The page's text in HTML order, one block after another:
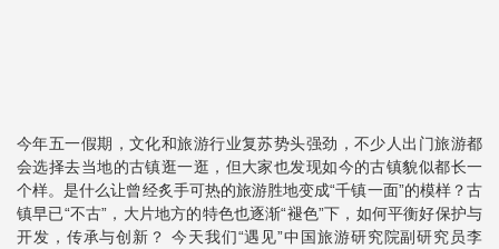
今年五一假期，文化和旅游行业复苏势头强劲，不少人出门旅游都
会选择去当地的古镇逛一逛，但大家也发现如今的古镇貌似都长一
个样。是什么让曾经炙手可热的旅游胜地变成“千镇一面”的模样？古
镇早已“不古”，大片地方的特色也逐渐“褪色”下，如何平衡好保护与
开发，传承与创新？ 今天我们“遇见”中国旅游研究院副研究员李